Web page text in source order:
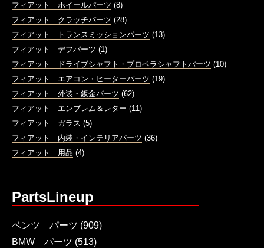
フィアット ホイールパーツ (8)
フィアット クラッチパーツ (28)
フィアット トランスミッションパーツ (13)
フィアット デフパーツ (1)
フィアット ドライブシャフト・プロペラシャフトパーツ (10)
フィアット エアコン・ヒーターパーツ (19)
フィアット 外装・鈑金パーツ (62)
フィアット エンブレム＆レター (11)
フィアット ガラス (5)
フィアット 内装・インテリアパーツ (36)
フィアット 用品 (4)
PartsLineup
ベンツ パーツ (909)
BMW パーツ (513)